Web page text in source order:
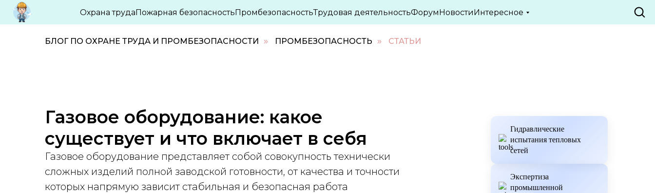
БЛОГ ПО ОХРАНЕ ТРУДА И ПРОМБЕЗОПАСНОСТИ » ПРОМБЕЗОПАСНОСТЬ » СТАТЬИ
Охрана трудаПожарная безопасностьПромбезопасностьТрудовая деятельностьФорумНовостиИнтересное
Газовое оборудование: какое
существует и что включает в себя
Газовое оборудование представляет собой совокупность технически
сложных изделий полной заводской готовности, от качества и точности
которых напрямую зависит стабильная и безопасная работа
Гидравлические
испытания тепловых
сетей
Экспертиза
промышленной